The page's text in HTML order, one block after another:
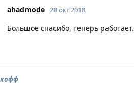
ahadmode 28 окт 2018
Большое спасибо, теперь работает.